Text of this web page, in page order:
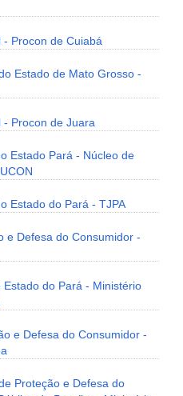
Procon de Cuiabá
Estado de Mato Grosso -
- Procon de Juara
Estado Pará - Núcleo de
Estado do Pará - TJPA
e Defesa do Consumidor -
Estado do Pará - Ministério
e Defesa do Consumidor -
Proteção e Defesa do